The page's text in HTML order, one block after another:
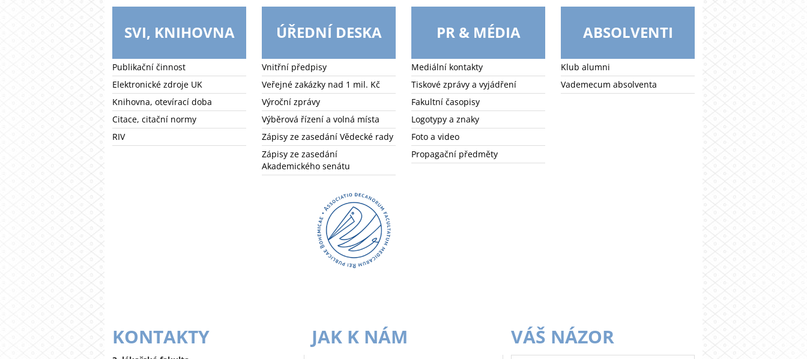
SVI, KNIHOVNA
Publikační činnost
Elektronické zdroje UK
Knihovna, otevírací doba
Citace, citační normy
RIV
ÚŘEDNÍ DESKA
Vnitřní předpisy
Veřejné zakázky nad 1 mil. Kč
Výroční zprávy
Výběrová řízení a volná místa
Zápisy ze zasedání Vědecké rady
Zápisy ze zasedání
Akademického senátu
PR & MÉDIA
Mediální kontakty
Tiskové zprávy a vyjádření
Fakultní časopisy
Logotypy a znaky
Foto a video
Propagační předměty
ABSOLVENTI
Klub alumni
Vademecum absolventa
KONTAKTY JAK K NÁM VÁŠ NÁZOR